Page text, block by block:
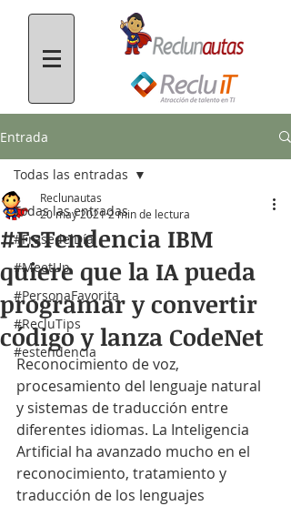
Entrada
Todas las entradas
#FrasedelDía
#MeetUp
#PersonaFavorita
#RecluTips
#estendencia
Todas las entradas
#EsTendencia IBM
quiere que la IA pueda
programar y convertir
código y lanza CodeNet
Reclunautas
20 may 20212 min de lectura
Reconocimiento de voz,
procesamiento del lenguaje natural
y sistemas de traducción entre
diferentes idiomas. La Inteligencia
Artificial ha avanzado mucho en el
reconocimiento, tratamiento y
traducción de los lenguajes